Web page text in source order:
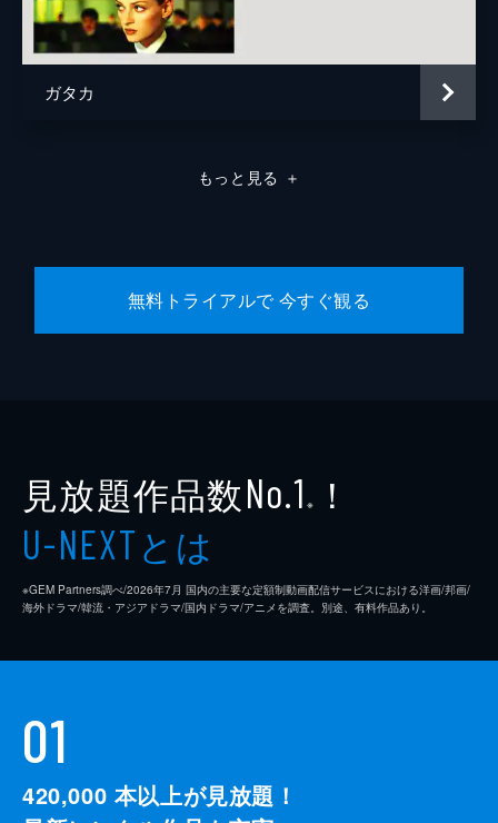
ガタカ
もっと見る ＋
無料トライアルで 今すぐ観る
見放題作品数No.1 ※ ！
U-NEXTとは
※GEM Partners調べ/2026年7⽉ 国内の主要な定額制動画配信サービスにおける洋画/邦画/
海外ドラマ/韓流・アジアドラマ/国内ドラマ/アニメを調査。別途、有料作品あり。
01
420,000 本以上が見放題！